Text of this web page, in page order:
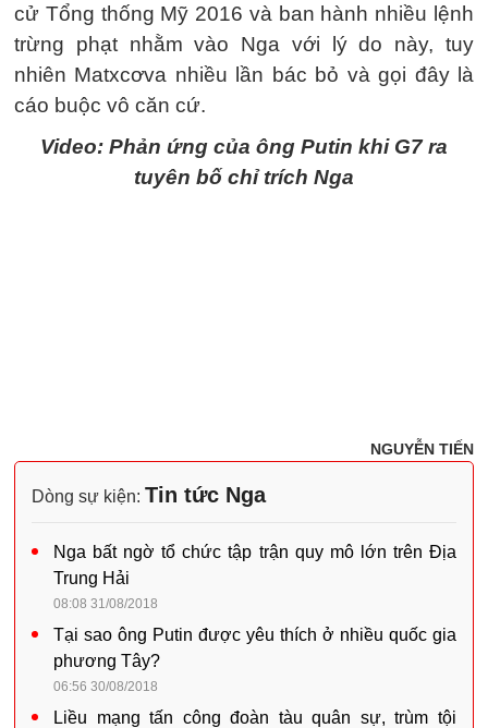
cử Tổng thống Mỹ 2016 và ban hành nhiều lệnh
trừng phạt nhằm vào Nga với lý do này, tuy
nhiên Matxcơva nhiều lần bác bỏ và gọi đây là
cáo buộc vô căn cứ.
Video: Phản ứng của ông Putin khi G7 ra
tuyên bố chỉ trích Nga
NGUYỄN TIẾN
Dòng sự kiện: Tin tức Nga
Nga bất ngờ tổ chức tập trận quy mô lớn trên Địa
Trung Hải
08:08 31/08/2018
Tại sao ông Putin được yêu thích ở nhiều quốc gia
phương Tây?
06:56 30/08/2018
Liều mạng tấn công đoàn tàu quân sự, trùm tội